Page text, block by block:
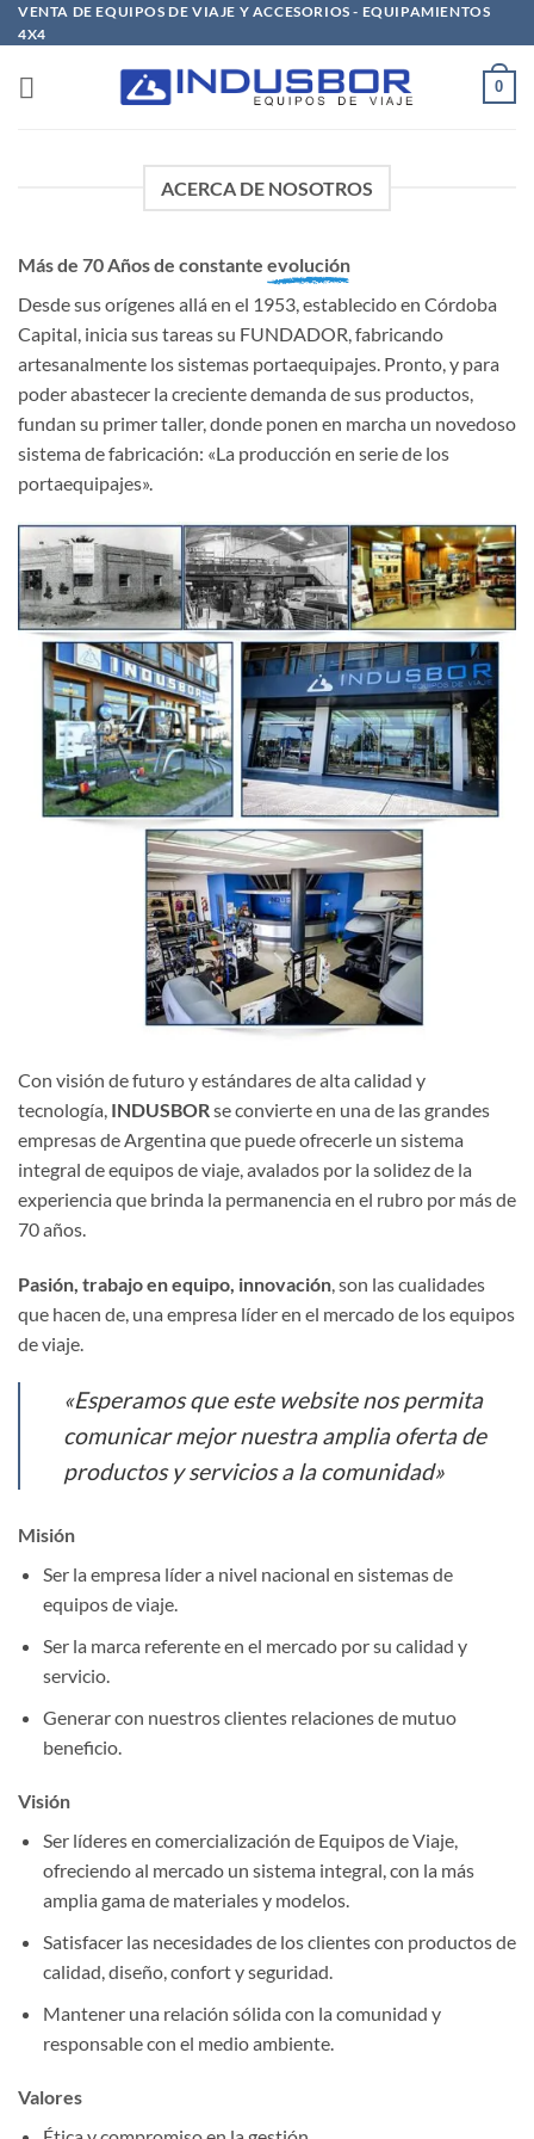
Saltar
al
contenido
VENTA DE EQUIPOS DE VIAJE Y ACCESORIOS - EQUIPAMIENTOS
4X4
0
ACERCA DE NOSOTROS
Más de 70 Años de constante evolución
Desde sus orígenes allá en el 1953, establecido en Córdoba
Capital, inicia sus tareas su FUNDADOR, fabricando
artesanalmente los sistemas portaequipajes. Pronto, y para
poder abastecer la creciente demanda de sus productos,
fundan su primer taller, donde ponen en marcha un novedoso
sistema de fabricación: «La producción en serie de los
portaequipajes».
Con visión de futuro y estándares de alta calidad y
tecnología, INDUSBORse convierte en una de las grandes
empresas de Argentina que puede ofrecerle un sistema
integral de equipos de viaje, avalados por la solidez de la
experiencia que brinda la permanencia en el rubro por más de
70 años.
Pasión, trabajo en equipo, innovación , son las cualidades
que hacen de, una empresa líder en el mercado de los equipos
de viaje.
«Esperamos que este website nos permita
comunicar mejor nuestra amplia oferta de
productos y servicios a la comunidad»
Misión
Ser la empresa líder a nivel nacional en sistemas de
equipos de viaje.
Ser la marca referente en el mercado por su calidad y
servicio.
Generar con nuestros clientes relaciones de mutuo
beneficio.
Visión
Ser líderes en comercialización de Equipos de Viaje,
ofreciendo al mercado un sistema integral, con la más
amplia gama de materiales y modelos.
Satisfacer las necesidades de los clientes con productos de
calidad, diseño, confort y seguridad.
Mantener una relación sólida con la comunidad y
responsable con el medio ambiente.
Valores